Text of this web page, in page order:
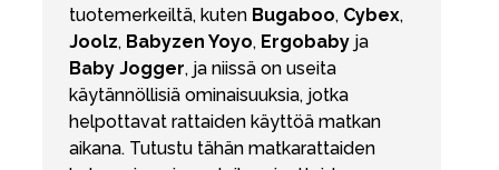
tuotemerkeiltä, kuten Bugaboo, Cybex,
Joolz, Babyzen Yoyo, Ergobaby ja
Baby Jogger, ja niissä on useita
käytännöllisiä ominaisuuksia, jotka
helpottavat rattaiden käyttöä matkan
aikana. Tutustu tähän matkarattaiden